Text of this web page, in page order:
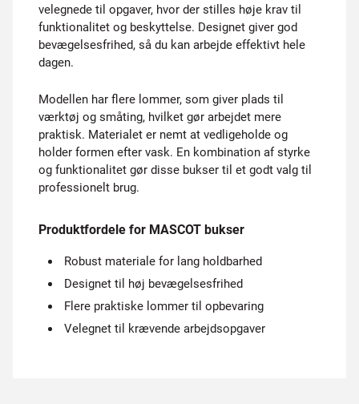
velegnede til opgaver, hvor der stilles høje krav til
funktionalitet og beskyttelse. Designet giver god
bevægelsesfrihed, så du kan arbejde effektivt hele
dagen.
Modellen har flere lommer, som giver plads til
værktøj og småting, hvilket gør arbejdet mere
praktisk. Materialet er nemt at vedligeholde og
holder formen efter vask. En kombination af styrke
og funktionalitet gør disse bukser til et godt valg til
professionelt brug.
Produktfordele for MASCOT bukser
Robust materiale for lang holdbarhed
Designet til høj bevægelsesfrihed
Flere praktiske lommer til opbevaring
Velegnet til krævende arbejdsopgaver